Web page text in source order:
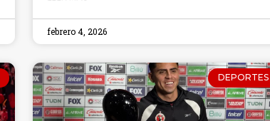
febrero 4, 2026
DEPORTES